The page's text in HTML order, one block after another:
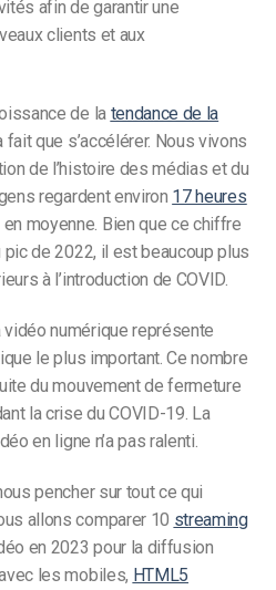
afin de garantir une
clients et aux
de la tendance de la
fait que s’accélérer. Nous vivons
de l’histoire des médias et du
regardent environ 17 heures
moyenne. Bien que ce chiffre
de 2022, il est beaucoup plus
à l’introduction de COVID.
numérique représente
le plus important. Ce nombre
du mouvement de fermeture
la crise du COVID-19. La
en ligne n’a pas ralenti.
pencher sur tout ce qui
allons comparer 10 streaming
en 2023 pour la diffusion
les mobiles, HTML5